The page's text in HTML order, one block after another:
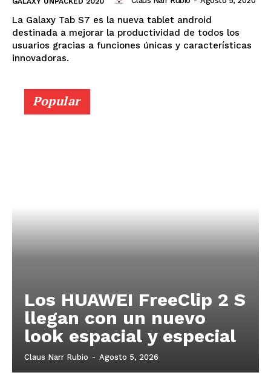
La Galaxy Tab S7 es la nueva tablet android
destinada a mejorar la productividad de todos los
usuarios gracias a funciones únicas y características
innovadoras.
Popular
Los HUAWEI FreeClip 2 S
llegan con un nuevo
look espacial y especial
Claus Narr Rubio - Agosto 5, 2026